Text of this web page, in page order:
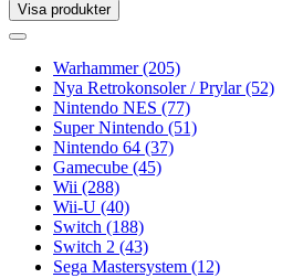
Visa produkter
Toggle
Toggle
navigationWarhammer(205)
Nya Retrokonsoler / Prylar(52)
Nintendo NES (77)
Super Nintendo (51)
Nintendo 64 (37)
Gamecube (45)
Wii (288)
Wii-U (40)
Switch (188)
Switch 2 (43)
Sega Mastersystem (12)